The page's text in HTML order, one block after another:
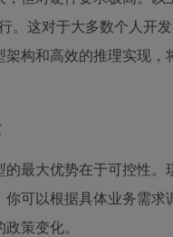
。这对于大多数个人开
构和高效的推理实现
最大优势在于可控性
可以根据具体业务需
策变化。